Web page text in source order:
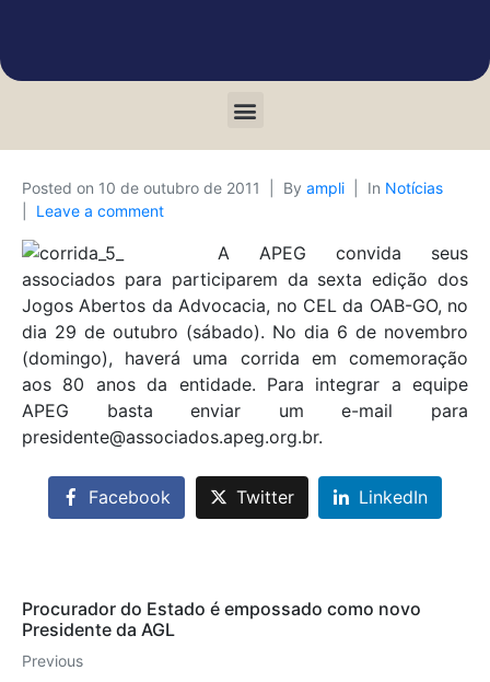
Posted on 10 de outubro de 2011 By ampli In Notícias
Leave a comment
A APEG convida seus
associados para participarem da sexta edição dos
Jogos Abertos da Advocacia, no CEL da OAB-GO, no
dia 29 de outubro (sábado). No dia 6 de novembro
(domingo), haverá uma corrida em comemoração
aos 80 anos da entidade. Para integrar a equipe
APEG basta enviar um e-mail para
presidente@associados.apeg.org.br.
Facebook Twitter LinkedIn
Procurador do Estado é empossado como novo
Presidente da AGL
Previous